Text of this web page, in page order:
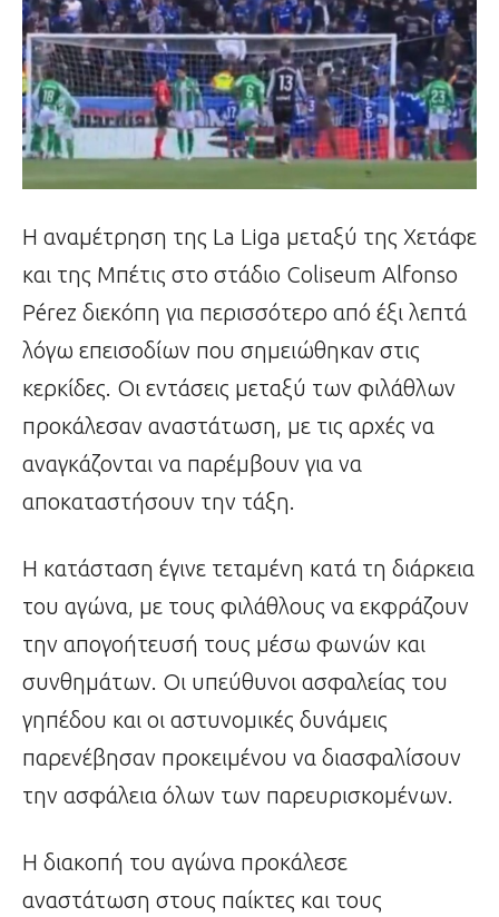
Η αναμέτρηση της La Liga μεταξύ της Χετάφε
και της Μπέτις στο στάδιο Coliseum Alfonso
Pérez διεκόπη για περισσότερο από έξι λεπτά
λόγω επεισοδίων που σημειώθηκαν στις
κερκίδες. Οι εντάσεις μεταξύ των φιλάθλων
προκάλεσαν αναστάτωση, με τις αρχές να
αναγκάζονται να παρέμβουν για να
αποκαταστήσουν την τάξη.
Η κατάσταση έγινε τεταμένη κατά τη διάρκεια
του αγώνα, με τους φιλάθλους να εκφράζουν
την απογοήτευσή τους μέσω φωνών και
συνθημάτων. Οι υπεύθυνοι ασφαλείας του
γηπέδου και οι αστυνομικές δυνάμεις
παρενέβησαν προκειμένου να διασφαλίσουν
την ασφάλεια όλων των παρευρισκομένων.
Η διακοπή του αγώνα προκάλεσε
αναστάτωση στους παίκτες και τους